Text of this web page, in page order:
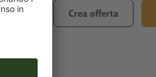
Crea offerta